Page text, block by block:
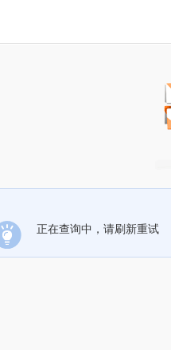
正在查询中，请刷新重试